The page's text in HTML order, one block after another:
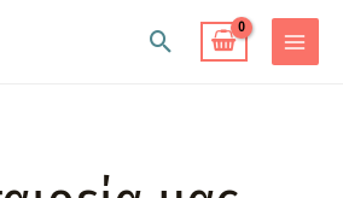
Αναζήτηση
MAIN